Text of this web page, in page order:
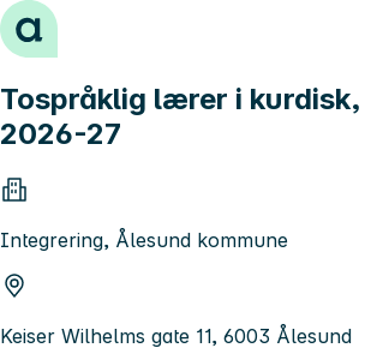
Hopp til innhold
Tospråklig lærer i
2026-27
Integrering, Ålesund kommune
Keiser Wilhelms gate 11, 6003 Ålesund